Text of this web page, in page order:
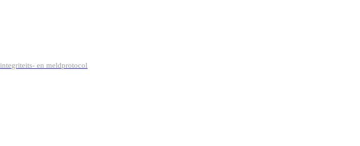
integriteits- en meldprotocol